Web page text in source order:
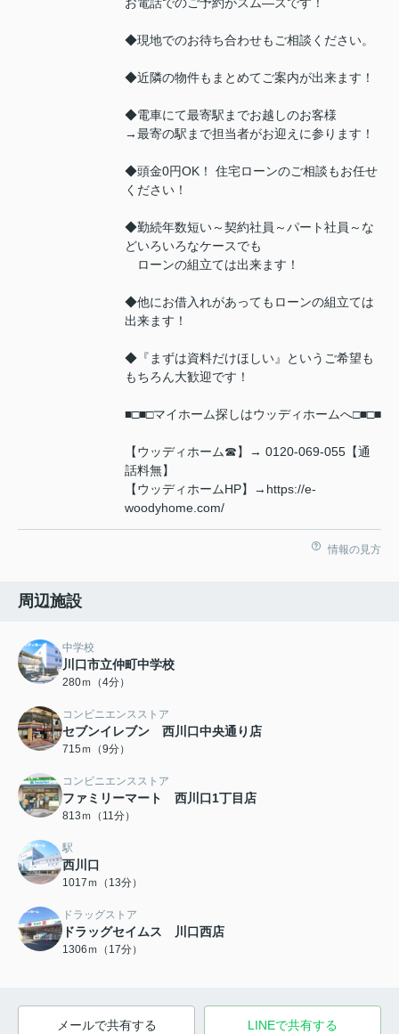
◆現地でのお待ち合わせもご相談ください。
◆近隣の物件もまとめてご案内が出来ます！
◆電車にて最寄駅までお越しのお客様
→最寄の駅まで担当者がお迎えに参ります！
◆頭金0円OK！ 住宅ローンのご相談もお任せ
ください！
◆勤続年数短い～契約社員～パート社員～な
どいろいろなケースでも
ローンの組立ては出来ます！
◆他にお借入れがあってもローンの組立ては
出来ます！
◆『まずは資料だけほしい』というご希望も
もちろん大歓迎です！
■□■□マイホーム探しはウッディホームへ□■□■
【ウッディホーム☎】→ 0120-069-055【通
話料無】
【ウッディホームHP】→https://e-
woodyhome.com/
情報の見方
周辺施設
中学校
川口市立仲町中学校
280ｍ（4分）
コンビニエンスストア
セブンイレブン 西川口中央通り店
715ｍ（9分）
コンビニエンスストア
ファミリーマート 西川口1丁目店
813ｍ（11分）
駅
西川口
1017ｍ（13分）
ドラッグストア
ドラッグセイムス 川口西店
1306ｍ（17分）
メールで共有する LINEで共有する